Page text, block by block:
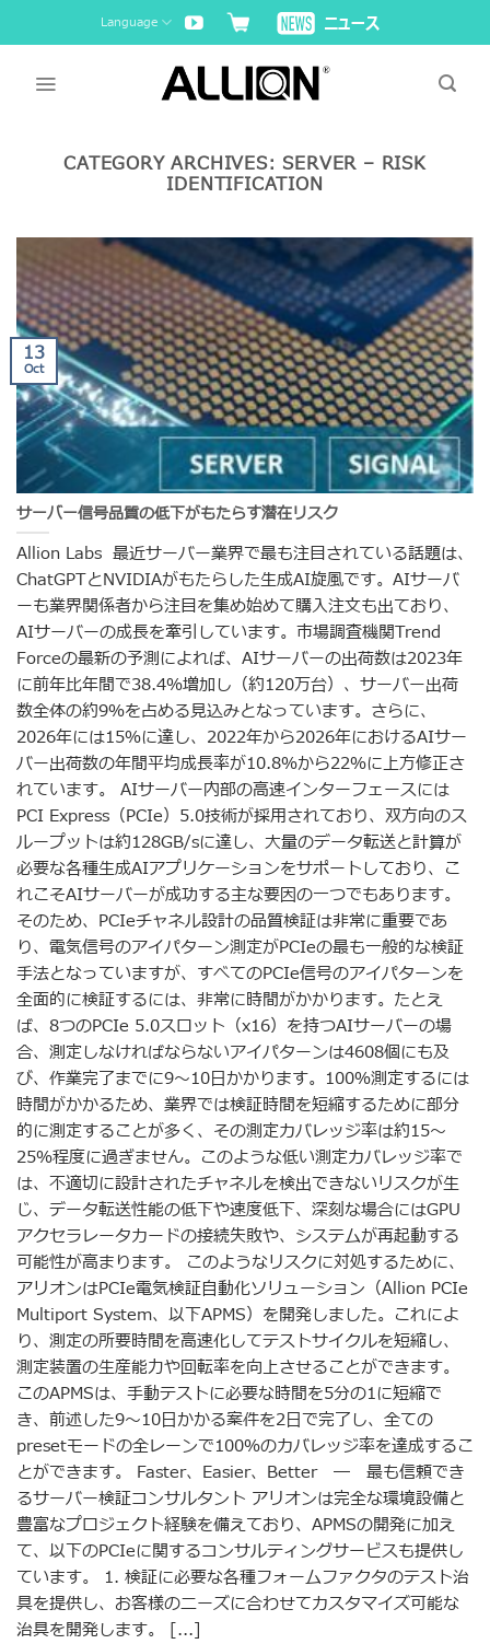
to
Language
CATEGORY ARCHIVES: SERVER – RISK
IDENTIFICATION
サーバー信号品質の低下がもたらす潜在リスク
Allion Labs 最近サーバー業界で最も注目されている話題は、
ChatGPTとNVIDIAがもたらした生成AI旋風です。AIサーバ
ーも業界関係者から注目を集め始めて購入注文も出ており、
AIサーバーの成長を牽引しています。市場調査機関Trend
Forceの最新の予測によれば、AIサーバーの出荷数は2023年
に前年比年間で38.4％増加し（約120万台）、サーバー出荷
数全体の約9％を占める見込みとなっています。さらに、
2026年には15％に達し、2022年から2026年におけるAIサー
バー出荷数の年間平均成長率が10.8％から22％に上方修正さ
れています。 AIサーバー内部の高速インターフェースには
PCI Express（PCIe）5.0技術が採用されており、双方向のス
ループットは約128GB/sに達し、大量のデータ転送と計算が
必要な各種生成AIアプリケーションをサポートしており、こ
れこそAIサーバーが成功する主な要因の一つでもあります。
そのため、PCIeチャネル設計の品質検証は非常に重要であ
り、電気信号のアイパターン測定がPCIeの最も一般的な検証
手法となっていますが、すべてのPCIe信号のアイパターンを
全面的に検証するには、非常に時間がかかります。たとえ
ば、8つのPCIe 5.0スロット（x16）を持つAIサーバーの場
合、測定しなければならないアイパターンは4608個にも及
び、作業完了までに9〜10日かかります。100％測定するには
時間がかかるため、業界では検証時間を短縮するために部分
的に測定することが多く、その測定カバレッジ率は約15〜
25％程度に過ぎません。このような低い測定カバレッジ率で
は、不適切に設計されたチャネルを検出できないリスクが生
じ、データ転送性能の低下や速度低下、深刻な場合にはGPU
アクセラレータカードの接続失敗や、システムが再起動する
可能性が高まります。 このようなリスクに対処するために、
アリオンはPCIe電気検証自動化ソリューション（Allion PCIe
Multiport System、以下APMS）を開発しました。これによ
り、測定の所要時間を高速化してテストサイクルを短縮し、
測定装置の生産能力や回転率を向上させることができます。
このAPMSは、手動テストに必要な時間を5分の1に短縮で
き、前述した9〜10日かかる案件を2日で完了し、全ての
presetモードの全レーンで100％のカバレッジ率を達成するこ
とができます。 Faster、Easier、Better ― 最も信頼でき
るサーバー検証コンサルタント アリオンは完全な環境設備と
豊富なプロジェクト経験を備えており、APMSの開発に加え
て、以下のPCIeに関するコンサルティングサービスも提供し
ています。 1. 検証に必要な各種フォームファクタのテスト治
具を提供し、お客様のニーズに合わせてカスタマイズ可能な
治具を開発します。 [...]
13
Oct